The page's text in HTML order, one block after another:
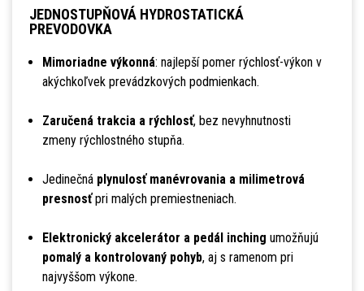
JEDNOSTUPŇOVÁ HYDROSTATICKÁ
PREVODOVKA
Mimoriadne výkonná: najlepší pomer rýchlosť-výkon v
akýchkoľvek prevádzkových podmienkach.
Zaručená trakcia a rýchlosť, bez nevyhnutnosti
zmeny rýchlostného stupňa.
Jedinečná plynulosť manévrovania a milimetrová
presnosťpri malých premiestneniach.
Elektronický akcelerátor a pedál inching umožňujú
pomalý a kontrolovaný pohyb, aj s ramenom pri
najvyššom výkone.